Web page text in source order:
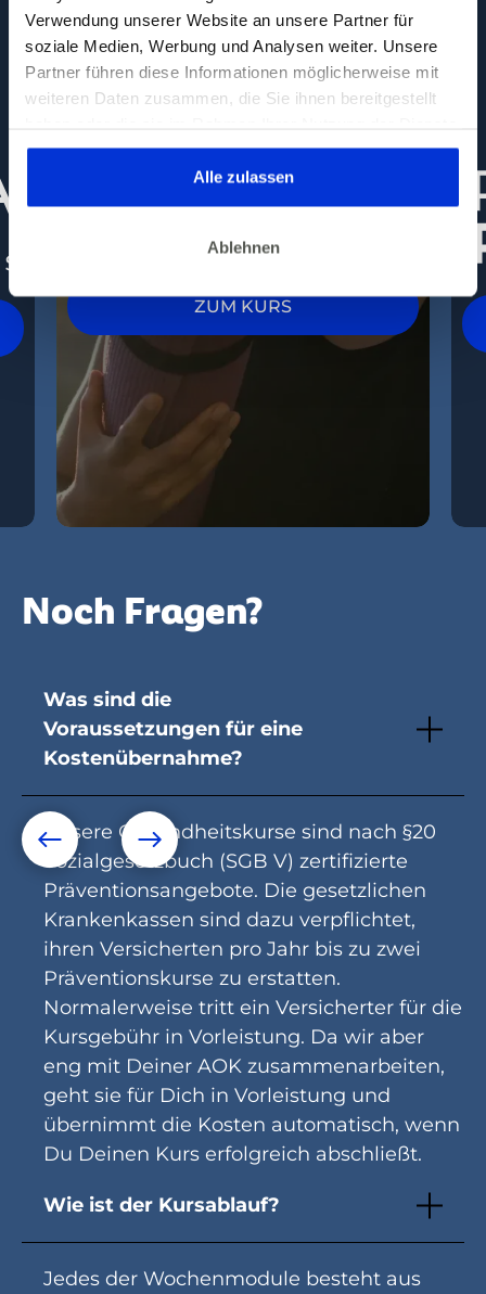
Verwendung unserer Website an unsere Partner für
soziale Medien, Werbung und Analysen weiter. Unsere
Partner führen diese Informationen möglicherweise mit
weiteren Daten zusammen, die Sie ihnen bereitgestellt
gesammelt haben. Dies gilt auch für Gesundheitsdaten,
die gegebenenfalls für die Kursdurchführung erhoben
werden.
Alle zulassen
Ablehnen
ZUM KURS
Noch Fragen?
Was sind die
Voraussetzungen für eine
Kostenübernahme?
Unsere Gesundheitskurse sind nach §20
Sozialgesetzbuch (SGB V) zertifizierte
Präventionsangebote. Die gesetzlichen
Krankenkassen sind dazu verpflichtet,
ihren Versicherten pro Jahr bis zu zwei
Präventionskurse zu erstatten.
Normalerweise tritt ein Versicherter für die
Kursgebühr in Vorleistung. Da wir aber
eng mit Deiner AOK zusammenarbeiten,
geht sie für Dich in Vorleistung und
übernimmt die Kosten automatisch, wenn
Du Deinen Kurs erfolgreich abschließt.
Wie ist der Kursablauf?
Jedes der Wochenmodule besteht aus